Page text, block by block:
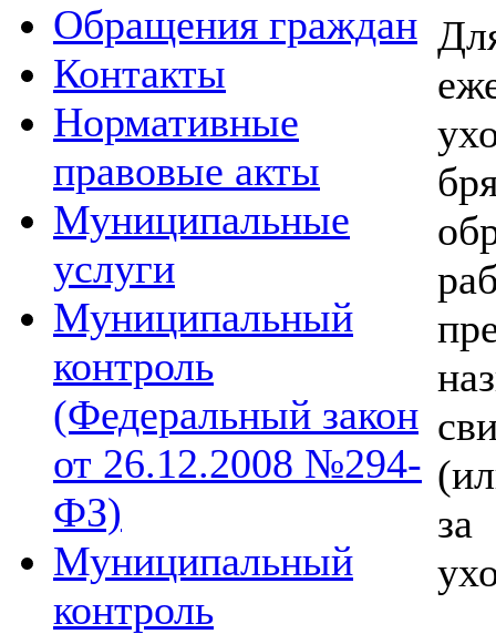
Обращения граждан
Контакты
Нормативные
правовые акты
Муниципальные
услуги
Муниципальный
контроль
(Федеральный закон
от 26.12.2008 №294-
ФЗ)
Муниципальный
контроль
за